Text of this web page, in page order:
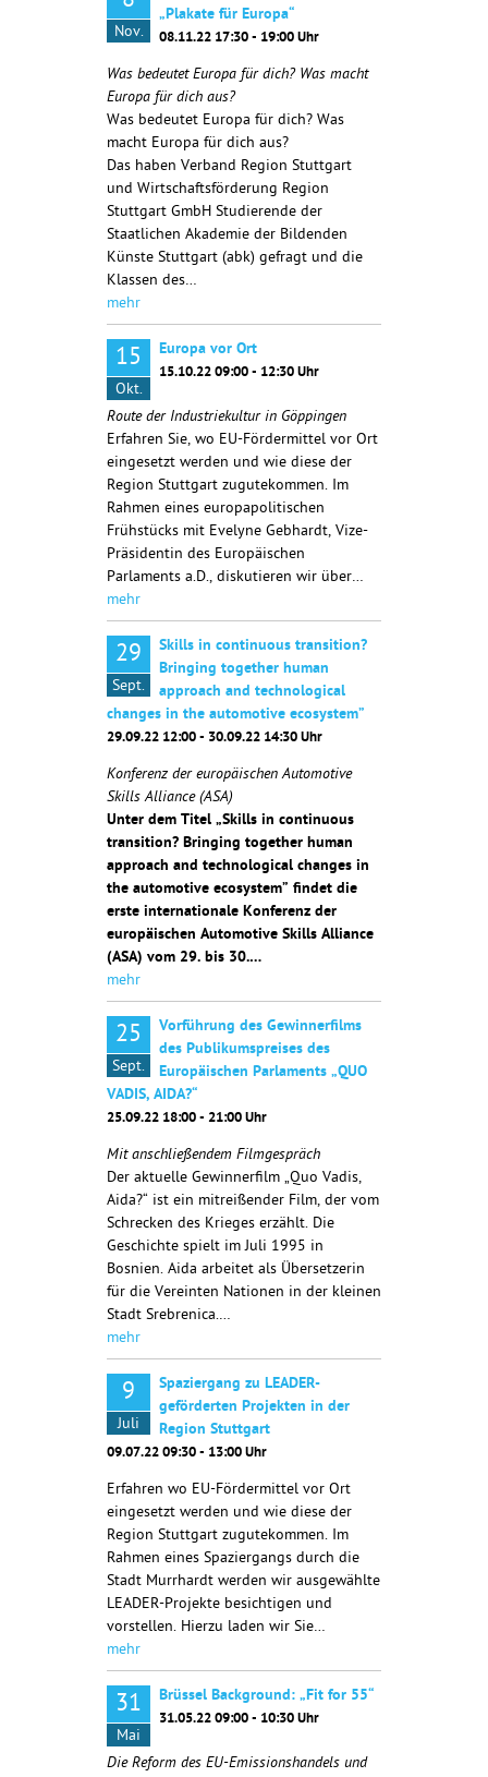
Nov.
„Plakate für Europa“
08.11.22 17:30 - 19:00 Uhr
Was bedeutet Europa für dich? Was macht
Europa für dich aus?
Was bedeutet Europa für dich? Was
macht Europa für dich aus?
Das haben Verband Region Stuttgart
und Wirtschaftsförderung Region
Stuttgart GmbH Studierende der
Staatlichen Akademie der Bildenden
Künste Stuttgart (abk) gefragt und die
Klassen des…
mehr
15
Okt.
Europa vor Ort
15.10.22 09:00 - 12:30 Uhr
Route der Industriekultur in Göppingen
Erfahren Sie, wo EU-Fördermittel vor Ort
eingesetzt werden und wie diese der
Region Stuttgart zugutekommen. Im
Rahmen eines europapolitischen
Frühstücks mit Evelyne Gebhardt, Vize-
Präsidentin des Europäischen
Parlaments a.D., diskutieren wir über…
mehr
29
Sept.
Skills in continuous transition?
Bringing together human
approach and technological
changes in the automotive ecosystem”
29.09.22 12:00 - 30.09.22 14:30 Uhr
Konferenz der europäischen Automotive
Skills Alliance (ASA)
Unter dem Titel „Skills in continuous
transition? Bringing together human
approach and technological changes in
the automotive ecosystem” findet die
erste internationale Konferenz der
europäischen Automotive Skills Alliance
(ASA) vom 29. bis 30.…
mehr
25
Sept.
Vorführung des Gewinnerfilms
des Publikumspreises des
Europäischen Parlaments „QUO
VADIS, AIDA?“
25.09.22 18:00 - 21:00 Uhr
Mit anschließendem Filmgespräch
Der aktuelle Gewinnerfilm „Quo Vadis,
Aida?“ ist ein mitreißender Film, der vom
Schrecken des Krieges erzählt. Die
Geschichte spielt im Juli 1995 in
Bosnien. Aida arbeitet als Übersetzerin
für die Vereinten Nationen in der kleinen
Stadt Srebrenica.…
mehr
9
Juli
Spaziergang zu LEADER-
geförderten Projekten in der
Region Stuttgart
09.07.22 09:30 - 13:00 Uhr
Erfahren wo EU-Fördermittel vor Ort
eingesetzt werden und wie diese der
Region Stuttgart zugutekommen. Im
Rahmen eines Spaziergangs durch die
Stadt Murrhardt werden wir ausgewählte
LEADER-Projekte besichtigen und
vorstellen. Hierzu laden wir Sie…
mehr
31
Mai
Brüssel Background: „Fit for 55“
31.05.22 09:00 - 10:30 Uhr
Die Reform des EU-Emissionshandels und